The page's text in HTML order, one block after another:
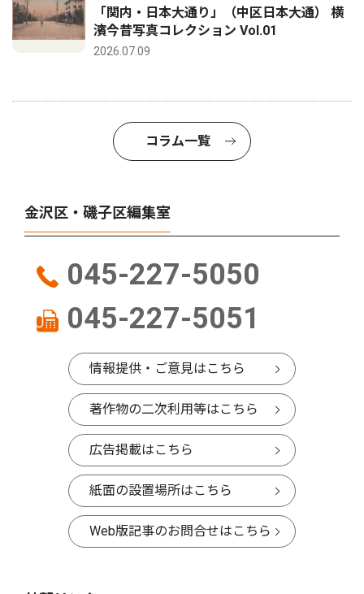
「関内・日本大通り」（中区日本大通） 横
濱今昔写真コレクション Vol.01
2026.07.09
コラム一覧
金沢区・磯子区編集室
045-227-5050
045-227-5051
情報提供・ご意見はこちら
著作物の二次利用等はこちら
広告掲載はこちら
紙面の設置場所はこちら
Web版記事のお問合せはこちら